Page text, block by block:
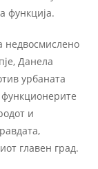
функција.
недвосмислено
Данела
урбаната
и
главен град.